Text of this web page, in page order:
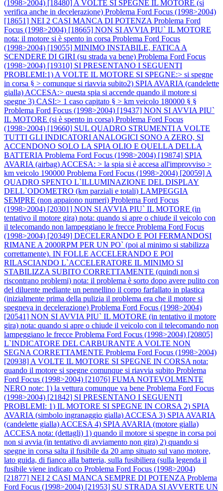
(1998>2004) [18480] A VOLTE SI SPEGNE IL MOTORE (si
verifica anche in decelerazione) Problema Ford Focus (1998>2004)
[18651] NEI 2 CASI MANCA DI POTENZA Problema Ford
Focus (1998>2004) [18665] NON SI AVVIA PIU` IL MOTORE
nota: il motore si è spento in corsa Problema Ford Focus
(1998>2004) [19055] MINIMO INSTABILE, FATICA A
SCENDERE DI GIRI (su strada va bene) Problema Ford Focus
(1998>2004) [19310] SI PRESENTANO I SEGUENTI
PROBLEMI:1) A VOLTE IL MOTORE SI SPEGNE:> si spegne
in corsa § > comunque si riavvia subito2) SPIA AVARIA (candelette
gialla) ACCESA:> questa spia si accende quando il motore si
spegne 3) CASI:> 1 caso capitato § > km veicolo 180000 § §
Problema Ford Focus (1998>2004) [19437] NON SI AVVIA PIU`
IL MOTORE (si è spento in corsa) Problema Ford Focus
(1998>2004) [19660] SUL QUADRO STRUMENTI A VOLTE
TUTTI GLI INDICATORI ANALOGICI SONO A ZERO, SI
ACCENDONO SOLO LA SPIA OLIO E QUELLA DELLA
BATTERIA Problema Ford Focus (1998>2004) [19874] SPIA
AVARIA (airbag) ACCESA: > la spia si è accesa all'improvviso >
km veicolo 190000 Problema Ford Focus (1998>2004) [20059] A
QUADRO SPENTO L`ILLUMINAZIONE DEL DISPLAY
DELL`ODOMETRO (km parziali e totali) LAMPEGGIA
SEMPRE (non appaiono numeri) Problema Ford Focus
(1998>2004) [20301] NON SI AVVIA PIU` IL MOTORE (in
tentativo il motore gira) nota: quando si apre o chiude il veicolo con
il telecomando non lampeggiano le frecce Problema Ford Focus
(1998>2004) [20349] DECELERANDO E POI FERMANDOSI
RIMANE A 2000RPM PER UN PO` (poi al minimo si stabilizza
correttamente). IN FOLLE ACCELERANDO E POI
RILASCIANDO L`ACCELERATORE IL MINIMO SI
STABILIZZA SUBITO CORRETTAMENTE (quindi non si
riscontrano problemi) nota: il problema è sorto dopo avere pulito con
del diluente mediante un pennellino il corpo farfallato in plastica
(inizialmente prima della pulizia il problema era che il motore si
spegneva in decelerazione) Problema Ford Focus (1998>2004)
[20541] NON SI AVVIA PIU` IL MOTORE (in tentativo il motore
gira) nota: quando si apre o chiude il veicolo con il telecomando non
lampeggiano le frecce Problema Ford Focus (1998>2004) [20805]
L`INDICATORE DEL CARBURANTE A VOLTE NON
SEGNA CORRETTAMENTE Problema Ford Focus (1998>2004)
[20938] A VOLTE IL MOTORE SI SPEGNE IN CORSA nota:
quando il motore si spegne comunque si riavvia subito Problema
Ford Focus (1998>2004) [21076] FUMA NOTEVOLMENTE
NERO note: 1) la vettura comunque va bene Problema Ford Focus
(1998>2004) [21842] SI PRESENTANO I SEGUENTI
PROBLEMI: 1) IL MOTORE SI SPEGNE IN CORSA 2) SPIA
AVARIA (simbolo ingranaggio gialla) ACCESA 3) SPIA AVARIA
(candelette gialla) ACCESA 4) SPIA AVARIA (motore gialla)
ACCESA nota: (dettagli) 1) quando il motore si spegne in corsa poi
non si avvia (in tentativo di avviamento non gira) 2) quando si
spegne in corsa salta il fusibile da 20 amp situato sul vano motore,
lato guida, di fianco alla batteria, sulla fusibiliera (sulla legenda il
fusibile viene indicato co Problema Ford Focus (1998>2004)
[21877] NEI 2 CASI MANCA SEMPRE DI POTENZA Problema
Ford Focus (1998>2004) [21953] SU STRADA SI AVVERTE UN